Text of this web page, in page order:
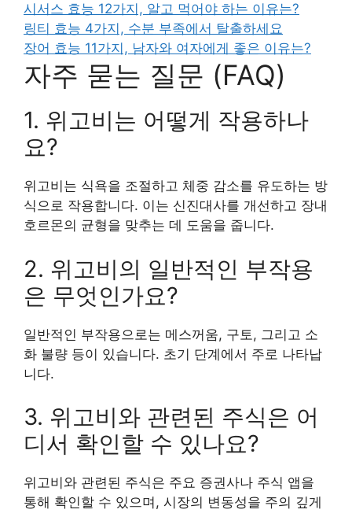
시서스 효능 12가지, 알고 먹어야 하는 이유는?
링티 효능 4가지, 수분 부족에서 탈출하세요
장어 효능 11가지, 남자와 여자에게 좋은 이유는?
자주 묻는 질문 (FAQ)
1. 위고비는 어떻게 작용하나
요?
위고비는 식욕을 조절하고 체중 감소를 유도하는 방
식으로 작용합니다. 이는 신진대사를 개선하고 장내
호르몬의 균형을 맞추는 데 도움을 줍니다.
2. 위고비의 일반적인 부작용
은 무엇인가요?
일반적인 부작용으로는 메스꺼움, 구토, 그리고 소
화 불량 등이 있습니다. 초기 단계에서 주로 나타납
니다.
3. 위고비와 관련된 주식은 어
디서 확인할 수 있나요?
위고비와 관련된 주식은 주요 증권사나 주식 앱을
통해 확인할 수 있으며, 시장의 변동성을 주의 깊게